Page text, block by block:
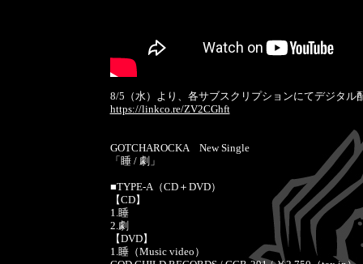
8/5（水）より、各サブスクリプションにてデジタル
https://linkco.re/ZV2CGhft
GOTCHAROCKA New Single
「睡 / 劇」
■TYPE-A（CD＋DVD）
【CD】
1.睡
2.劇
【DVD】
1.睡（Music video）